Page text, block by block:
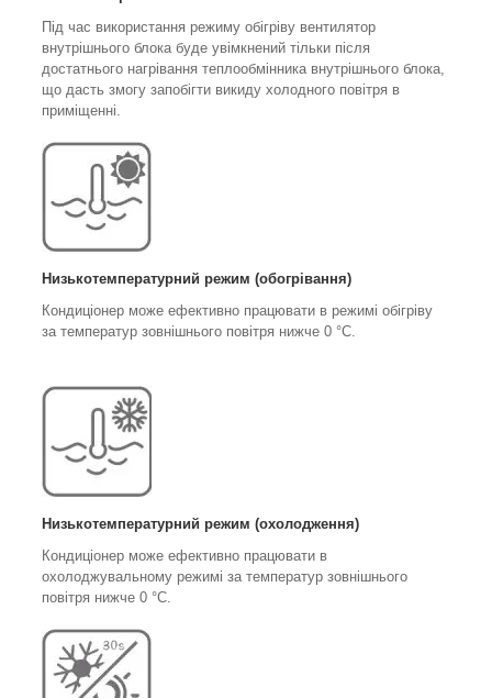
Під час використання режиму обігріву вентилятор
внутрішнього блока буде увімкнений тільки після
достатнього нагрівання теплообмінника внутрішнього блока,
що дасть змогу запобігти викиду холодного повітря в
приміщенні.
Низькотемпературний режим (обогрівання)
Кондиціонер може ефективно працювати в режимі обігріву
за температур зовнішнього повітря нижче 0 °C.
Низькотемпературний режим (охолодження)
Кондиціонер може ефективно працювати в
охолоджувальному режимі за температур зовнішнього
повітря нижче 0 °C.